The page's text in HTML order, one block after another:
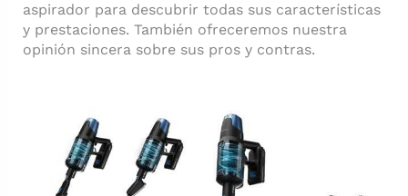
aspirador para descubrir todas sus características
y prestaciones. También ofreceremos nuestra
opinión sincera sobre sus pros y contras.